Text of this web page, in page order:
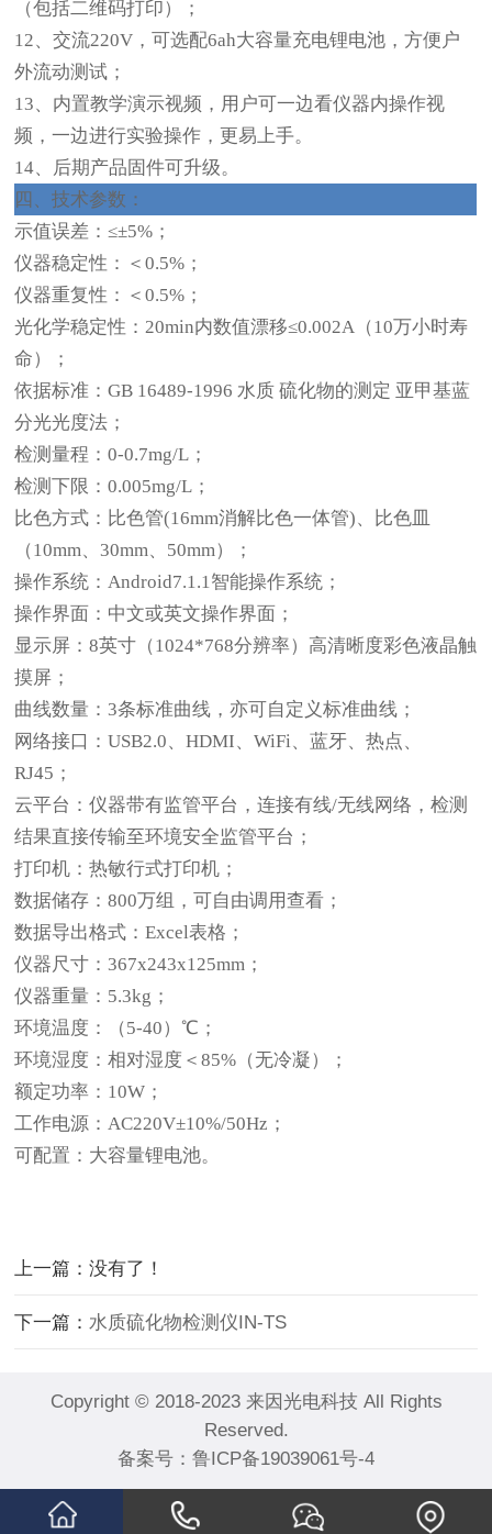
（包括二维码打印）；
12、交流220V，可选配6ah大容量充电锂电池，方便户
外流动测试；
13、内置教学演示视频，用户可一边看仪器内操作视
频，一边进行实验操作，更易上手。
14、后期产品固件可升级。
四、技术参数：
示值误差：≤±5%；
仪器稳定性：＜0.5%；
仪器重复性：＜0.5%；
光化学稳定性：20min内数值漂移≤0.002A（10万小时寿
命）；
依据标准：GB 16489-1996 水质 硫化物的测定 亚甲基蓝
分光光度法；
检测量程：0-0.7mg/L；
检测下限：0.005mg/L；
比色方式：比色管(16mm消解比色一体管)、比色皿
（10mm、30mm、50mm）；
操作系统：Android7.1.1智能操作系统；
操作界面：中文或英文操作界面；
显示屏：8英寸（1024*768分辨率）高清晰度彩色液晶触
摸屏；
曲线数量：3条标准曲线，亦可自定义标准曲线；
网络接口：USB2.0、HDMI、WiFi、蓝牙、热点、
RJ45；
云平台：仪器带有监管平台，连接有线/无线网络，检测
结果直接传输至环境安全监管平台；
打印机：热敏行式打印机；
数据储存：800万组，可自由调用查看；
数据导出格式：Excel表格；
仪器尺寸：367x243x125mm；
仪器重量：5.3kg；
环境温度：（5-40）℃；
环境湿度：相对湿度＜85%（无冷凝）；
额定功率：10W；
工作电源：AC220V±10%/50Hz；
可配置：大容量锂电池。
上一篇：没有了！
下一篇：水质硫化物检测仪IN-TS
Copyright © 2018-2023 来因光电科技 All Rights
Reserved.
备案号： 鲁ICP备19039061号-4